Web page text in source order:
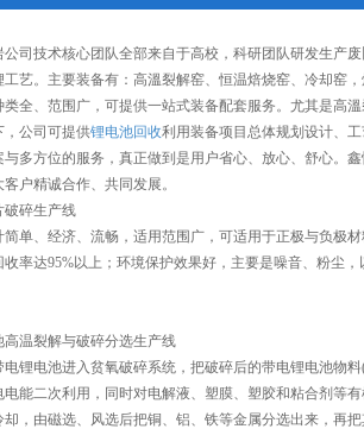
公司技术核心团队全部来自于高校，科研团队研发生产废
工艺。主要装备有：高溫裂解窑、恒温焙烧窑、冷却窑
类全、范围广，可提供一站式装备配套服务。尤其是高
，公司可提供锂电池回收利用装备项目总体规划设计、
多方位的服务，真正做到是用户省心、放心、舒心。
户精诚合作、共同发展。
破碎生产线
简单、经济、流畅，适用范围广，可适用于正极与负极
率达95%以上；环境保护效果好，主要是噪音、粉尘
高温裂解与破碎分选生产线
电锂电池进入贫氧破碎系统，把破碎后的带电锂电池物
电能二次利用，同时对电解液、塑膜、塑胶和粘合剂等
却，由磁选、风选后把铜、铝、铁等金属分选出来，再